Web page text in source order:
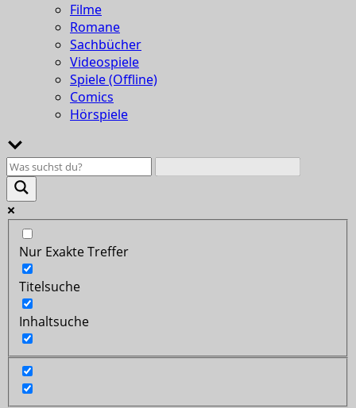
Filme
Romane
Sachbücher
Videospiele
Spiele (Offline)
Comics
Hörspiele
Nur Exakte Treffer
Titelsuche
Inhaltsuche